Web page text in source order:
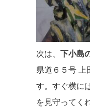
次は、 下小島
県道６５号 上
す。すぐ横に
を見守ってく